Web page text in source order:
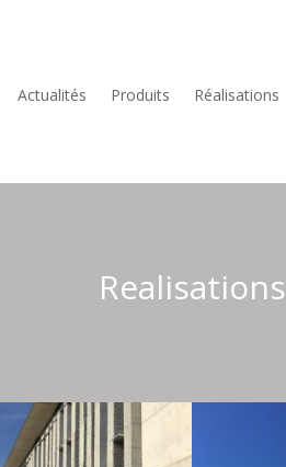
Actualités Produits Réalisations
Realisations